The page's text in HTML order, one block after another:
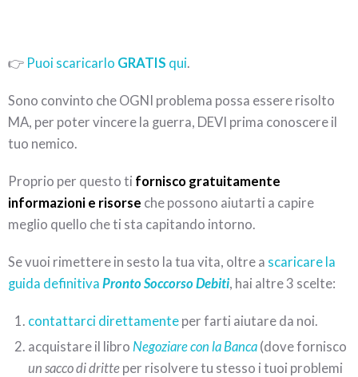
👉 Puoi scaricarlo GRATIS qui.
Sono convinto che OGNI problema possa essere risolto
MA, per poter vincere la guerra, DEVI prima conoscere il
tuo nemico.
Proprio per questo ti fornisco gratuitamente
informazioni e risorse che possono aiutarti a capire
meglio quello che ti sta capitando intorno.
Se vuoi rimettere in sesto la tua vita, oltre a scaricare la
guida definitiva Pronto Soccorso Debiti, hai altre 3 scelte:
contattarci direttamente per farti aiutare da noi.
acquistare il libro Negoziare con la Banca (dove fornisco
un sacco di dritte per risolvere tu stesso i tuoi problemi